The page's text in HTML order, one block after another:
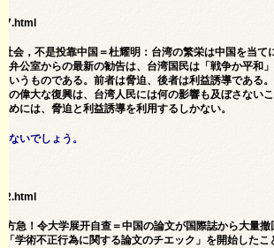
会，不是投靠中国＝杜耀明：台湾の繁栄は中国を当て
弁公室からの最新の勧告は、台湾国民は「戦争か平和
いうものである。前者は脅迫、後者は利益誘導である
の偉大な復興は、台湾人民には何の影響も及ぼさない
には、脅迫と利益誘導を利用するしかない。
ないでしょう。
急！令大学展开自查＝中国の論文が国際誌から大量撤
学術不正行為に関する論文のチエック」を開始したこ